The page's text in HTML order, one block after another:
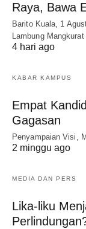
Raya, Bawa
Barito Kuala, 1
Lambung
4 hari ago
KABAR KAMPUS
Empat
Gagasan
Penyampaian Visi,
2 minggu ago
MEDIA DAN PERS
Lika-liku